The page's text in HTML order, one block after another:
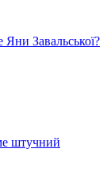
Яни Завальської?
штучний